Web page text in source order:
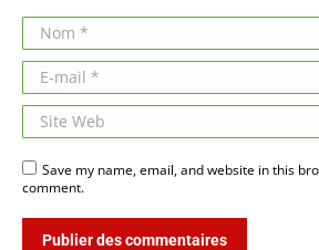
Nom *
E-mail *
Site Web
Save my name, email, and website in this
comment.
Publier des commentaires